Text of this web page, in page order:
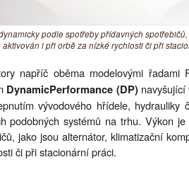
podle spotřeby přídavných
aktivován i při orbě za nízké rychlosti či při
napříč oběma modelovými řadami
DynamicPerformance (DP)navyšující
vývodového hřídele,
podobných systémů na trhu. Výkon
jako jsou alternátor, klimatizační
či při stacionární práci.